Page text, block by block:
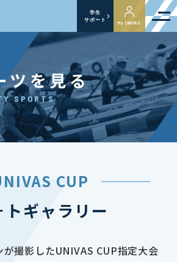
学生
サポート
My UNIVAS
ツを見る
SPORTS
CUP
トギャラリー
撮影したUNIVAS CUP指定大会